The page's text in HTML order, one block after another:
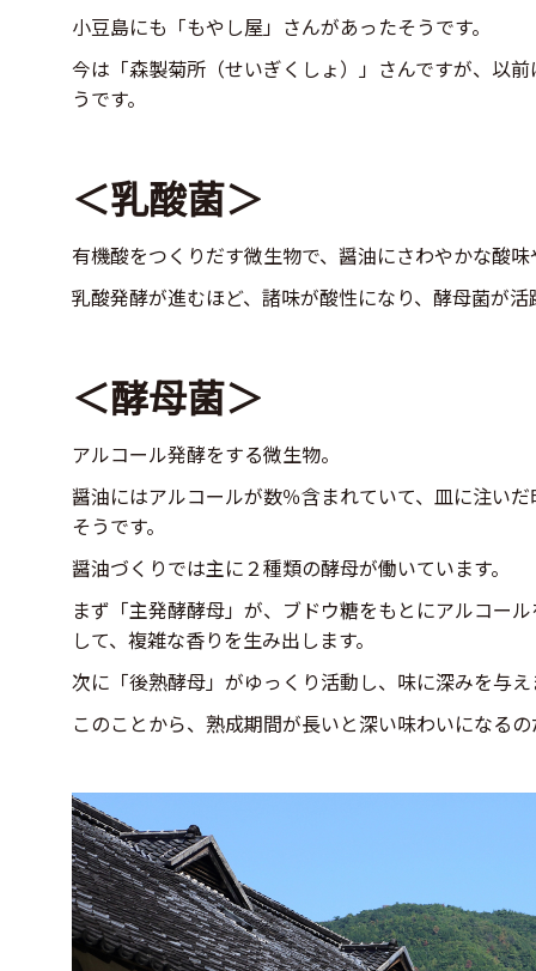
小豆島にも「もやし屋」さんがあったそうです。
今は「森製菊所（せいぎくしょ）」さんですが、以
うです。
＜乳酸菌＞
有機酸をつくりだす微生物で、醤油にさわやかな酸
乳酸発酵が進むほど、諸味が酸性になり、酵母菌が
＜酵母菌＞
アルコール発酵をする微生物。
醤油にはアルコールが数％含まれていて、皿に注い
そうです。
醤油づくりでは主に２種類の酵母が働いています。
まず「主発酵酵母」が、ブドウ糖をもとにアルコー
して、複雑な香りを生み出します。
次に「後熟酵母」がゆっくり活動し、味に深みを与え
このことから、熟成期間が長いと深い味わいになる